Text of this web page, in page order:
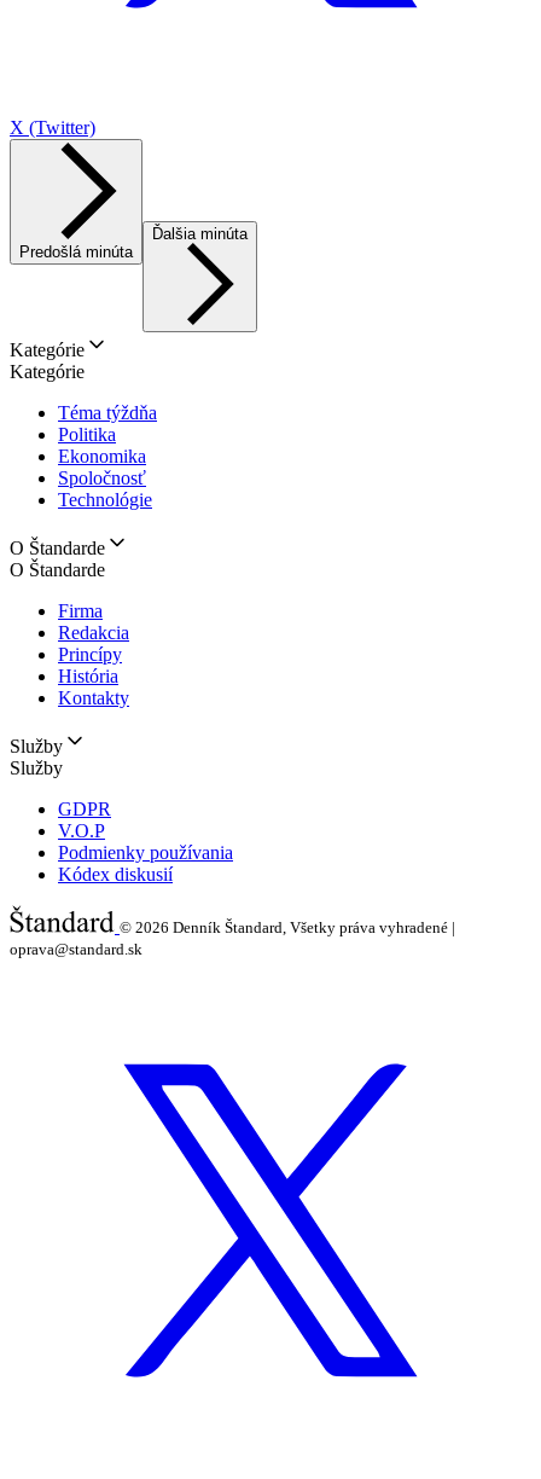
X (Twitter)
Predošlá minúta
Ďalšia minúta
Kategórie
Kategórie
Téma týždňa
Politika
Ekonomika
Spoločnosť
Technológie
O Štandarde
O Štandarde
Firma
Redakcia
Princípy
História
Kontakty
Služby
Služby
GDPR
V.O.P
Podmienky používania
Kódex diskusií
© 2026 Denník Štandard, Všetky práva vyhradené |
oprava@standard.sk